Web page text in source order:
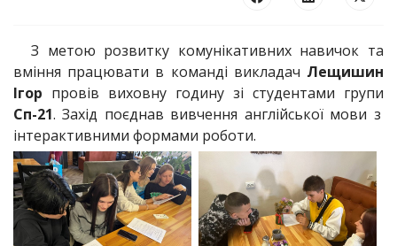
З метою розвитку комунікативних навичок та
вміння працювати в команді викладач Лещишин
Ігор провів виховну годину зі студентами групи
Сп-21. Захід поєднав вивчення англійської мови з
інтерактивними формами роботи.